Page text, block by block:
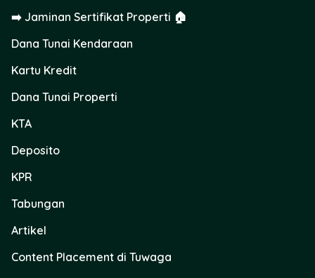
➡️ Jaminan Sertifikat Properti 🏠
Dana Tunai Kendaraan
Kartu Kredit
Dana Tunai Properti
KTA
Deposito
KPR
Tabungan
Artikel
Content Placement di Tuwaga